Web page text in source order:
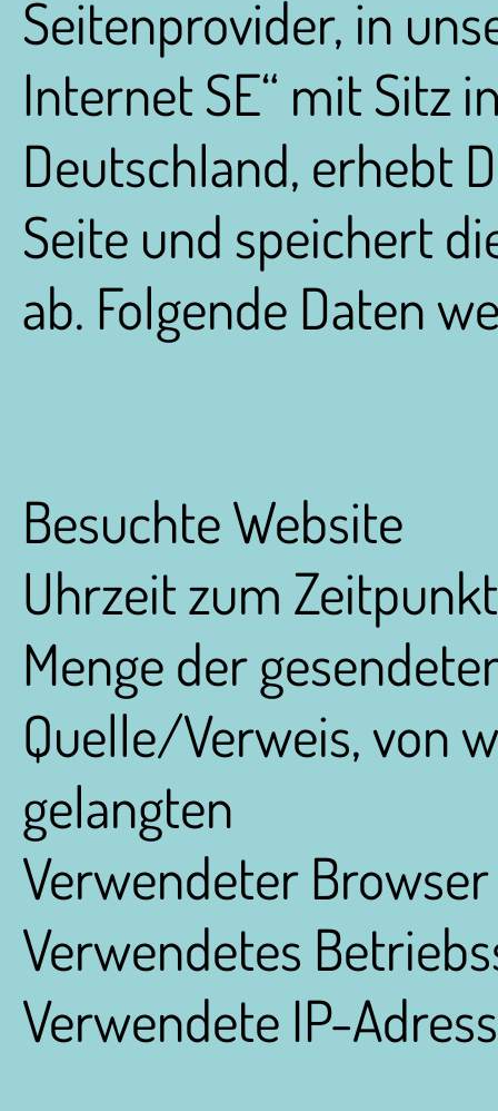
Seitenprovider, in
Internet SE“ mit Sitz
Deutschland, erhebt
Seite und speichert
ab. Folgende Daten
Besuchte Website
Uhrzeit zum
Menge der
Quelle/Verweis, von
gelangten
Verwendeter Browser
Verwendetes
Verwendete IP-